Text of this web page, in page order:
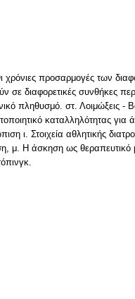
προσαρμογές των
διαφορετικές συνθήκες
πληθυσμό. στ. Λοιμώξεις -
καταλληλότητας
ι. Στοιχεία αθλητικής
μ. Η άσκηση ως